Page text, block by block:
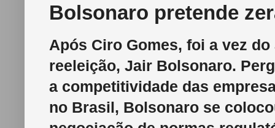
Bolsonaro pretende
Após Ciro Gomes, foi a vez
reeleição, Jair Bolsonaro.
a competitividade das
no Brasil, Bolsonaro se